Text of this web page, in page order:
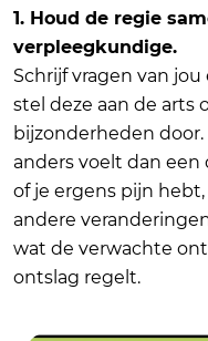
1. Houd de regie
verpleegkundige.
Schrijf vragen van
stel deze aan de arts
bijzonderheden door.
anders voelt dan een
of je ergens pijn
andere
wat de verwachte
ontslag regelt.